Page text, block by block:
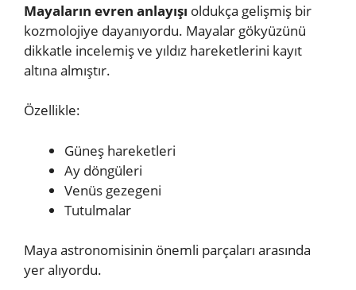
Mayaların evren anlayışı oldukça gelişmiş bir
kozmolojiye dayanıyordu. Mayalar gökyüzünü
dikkatle incelemiş ve yıldız hareketlerini kayıt
altına almıştır.
Özellikle:
Güneş hareketleri
Ay döngüleri
Venüs gezegeni
Tutulmalar
Maya astronomisinin önemli parçaları arasında
yer alıyordu.